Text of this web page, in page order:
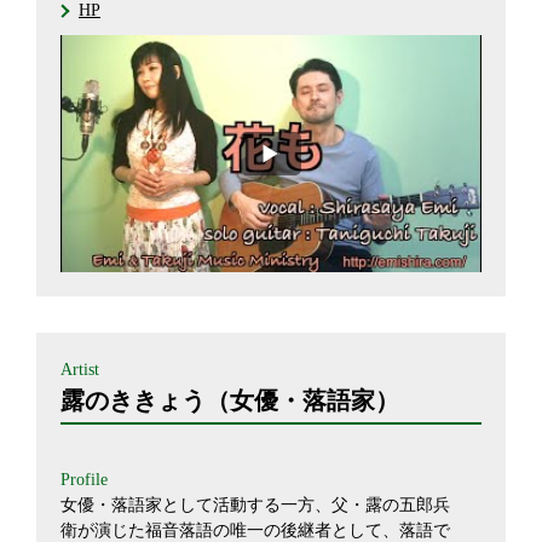
HP
Artist
露のききょう（女優・落語家）
Profile
女優・落語家として活動する一方、父・露の五郎兵
衛が演じた福音落語の唯一の後継者として、落語で